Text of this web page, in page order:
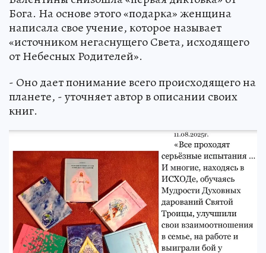
Бога. На основе этого «подарка» женщина
написала свое учение, которое называет
«источником негаснущего Света, исходящего
от Небесных Родителей».
- Оно дает понимание всего происходящего на
планете, - уточняет автор в описании своих
книг.